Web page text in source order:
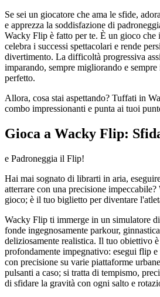
Se sei un giocatore che ama le sfide,
e apprezza la soddisfazione di
Wacky Flip è fatto per te. È un gioco che
celebra i successi spettacolari e rende
divertimento. La difficoltà progressiva
imparando, sempre migliorando e
perfetto.
Allora, cosa stai aspettando? Tuffati in
combo impressionanti e punta ai tuoi
Gioca a Wacky Flip:
e Padroneggia il Flip!
Hai mai sognato di librarti in aria,
atterrare con una precisione
gioco; è il tuo biglietto per diventare
Wacky Flip ti immerge in un simulatore
fonde ingegnosamente parkour,
deliziosamente realistica. Il tuo obiettivo
profondamente impegnativo: esegui flip
con precisione su varie piattaforme
pulsanti a caso; si tratta di tempismo,
di sfidare la gravità con ogni salto e